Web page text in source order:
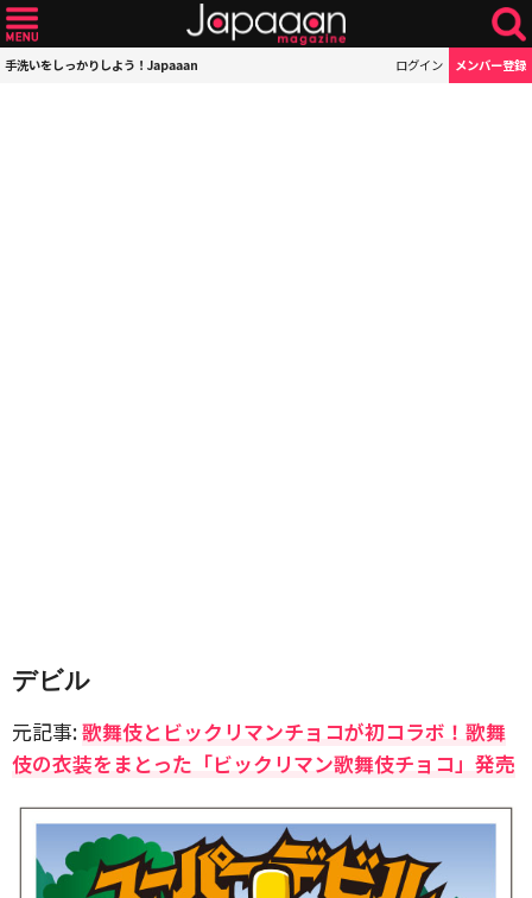
手洗いをしっかりしよう！Japaaan ログイン メンバー登録
デビル
元記事:歌舞伎とビックリマンチョコが初コラボ！歌舞
伎の衣装をまとった「ビックリマン歌舞伎チョコ」発売